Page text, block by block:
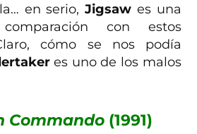
en serio,Jigsaw es una
con estos
cómo se nos podía
es uno de los malos
Commando (1991)